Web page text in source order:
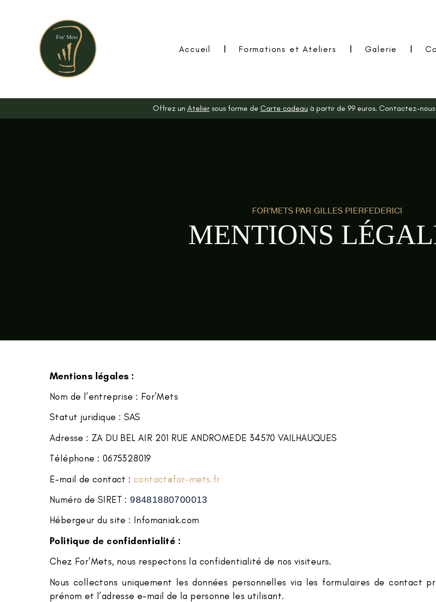
Accueil Formations et Ateliers Galerie
Offrez un Ateliersous forme de Carte cadeau à partir de 99 euros. Contactez-nous
FOR'METS PAR GILLES PIERFEDERICI
MENTIONS
Mentions légales :
Nom de l’entreprise : For’Mets
Statut juridique : SAS
Adresse : ZA DU BEL AIR 201 RUE ANDROMEDE 34570 VAILHAUQUES
Téléphone : 0675328019
E-mail de contact : contact@for-mets.fr
Numéro de SIRET : 98481880700013
Hébergeur du site : Infomaniak.com
Politique de confidentialité :
Chez For’Mets, nous respectons la confidentialité de nos visiteurs.
Nous collectons uniquement les données personnelles via les formulaires de contact
prénom et l’adresse e-mail de la personne les utilisant.